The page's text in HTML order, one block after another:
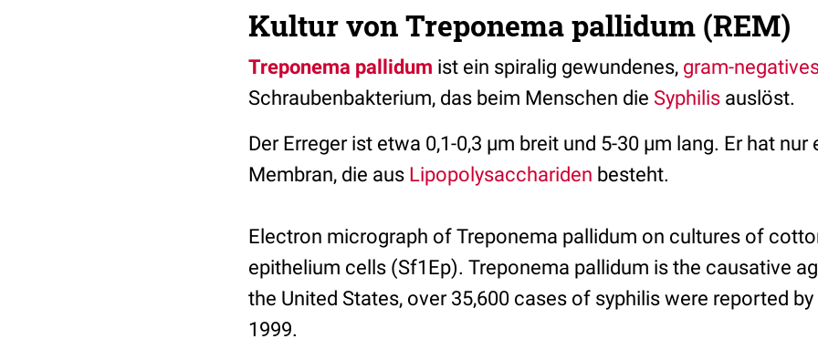
Kultur von Treponema pallidum (REM)
Treponema pallidum ist ein spiralig gewundenes, gram-
Schraubenbakterium, das beim Menschen die Syphilis auslöst.
Der Erreger ist etwa 0,1-0,3 µm breit und 5-30 µm lang. Er hat
Membran, die aus Lipopolysacchariden besteht.
Electron micrograph of Treponema pallidum on cultures of
epithelium cells (Sf1Ep). Treponema pallidum is the causative
the United States, over 35,600 cases of syphilis were reported
1999.